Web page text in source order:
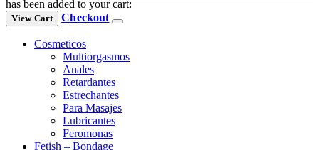
has been added to your cart:
View Cart Checkout
Cosmeticos
Multiorgasmos
Anales
Retardantes
Estrechantes
Para Masajes
Lubricantes
Feromonas
Fetish – Bondage